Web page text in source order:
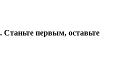
Станьте первым, оставьте